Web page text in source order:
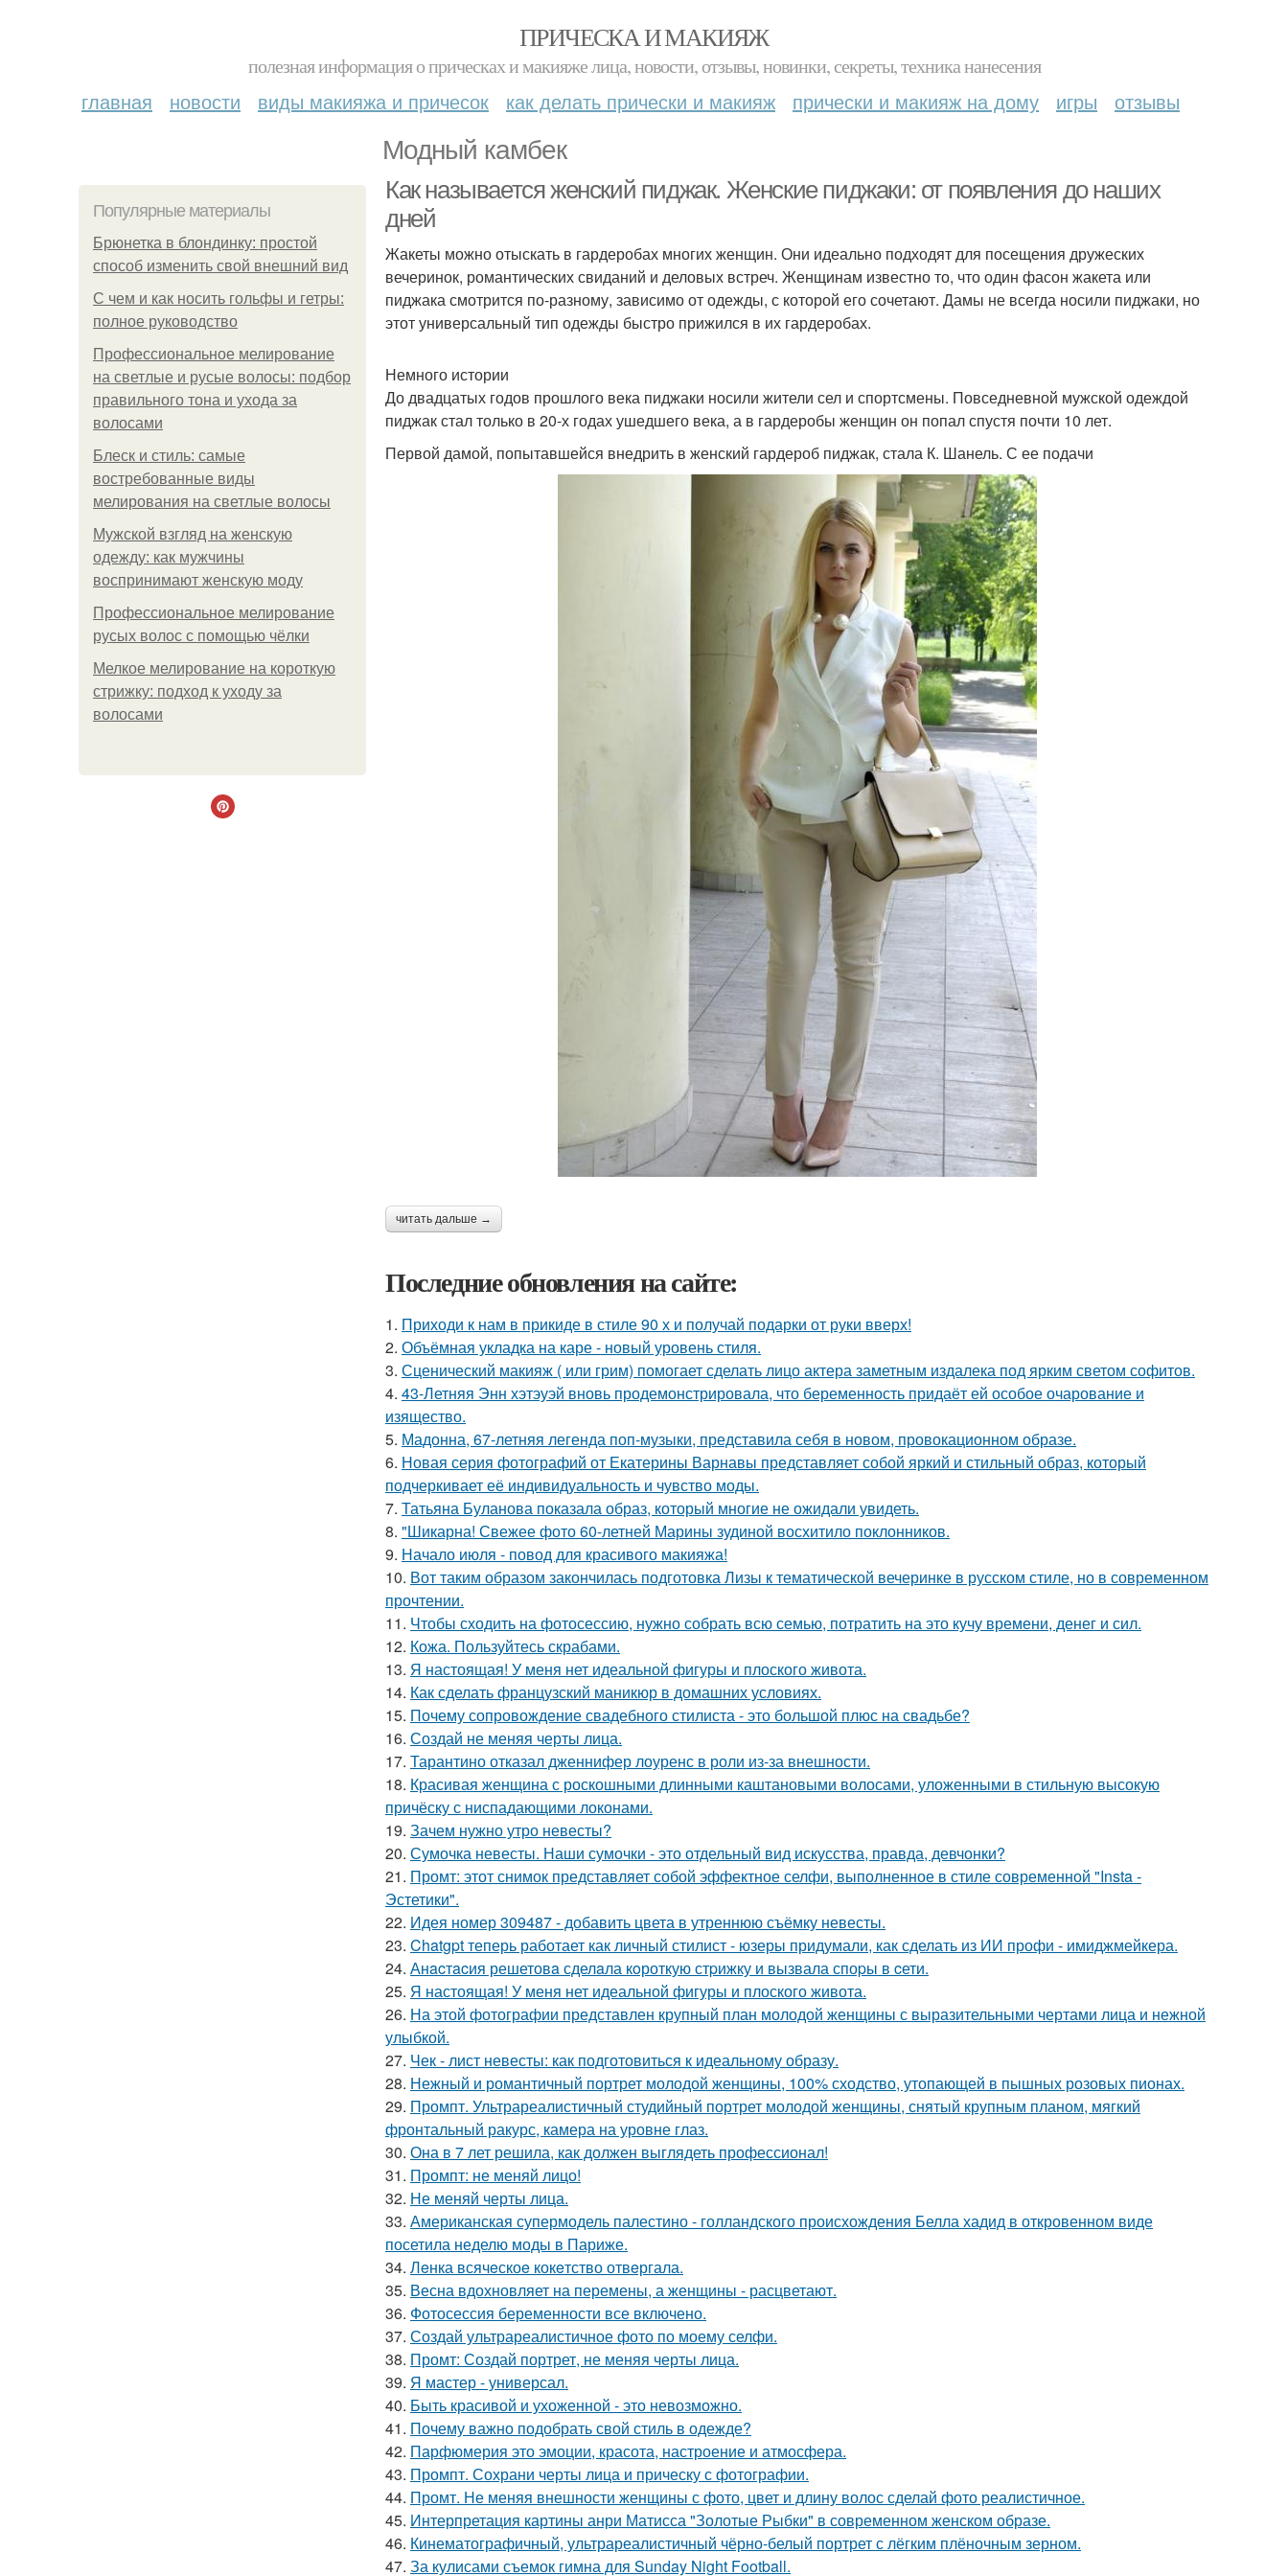
ПРИЧЕСКА И МАКИЯЖ
полезная информация о прическах и макияже лица, новости, отзывы, новинки, секреты, техника нанесения
главная новости виды макияжа и причесок как делать прически и макияж прически и макияж на дому игры отзывы
Модный камбек
Популярные материалы
Брюнетка в блондинку: простой
способ изменить свой внешний вид
С чем и как носить гольфы и гетры:
полное руководство
Профессиональное мелирование
на светлые и русые волосы: подбор
правильного тона и ухода за
волосами
Блеск и стиль: самые
востребованные виды
мелирования на светлые волосы
Мужской взгляд на женскую
одежду: как мужчины
воспринимают женскую моду
Профессиональное мелирование
русых волос с помощью чёлки
Мелкое мелирование на короткую
стрижку: подход к уходу за
волосами
Как называется женский пиджак. Женские пиджаки: от появления до наших
дней
Жакеты можно отыскать в гардеробах многих женщин. Они идеально подходят для посещения дружеских
вечеринок, романтических свиданий и деловых встреч. Женщинам известно то, что один фасон жакета или
пиджака смотрится по-разному, зависимо от одежды, с которой его сочетают. Дамы не всегда носили пиджаки, но
этот универсальный тип одежды быстро прижился в их гардеробах.
Немного истории
До двадцатых годов прошлого века пиджаки носили жители сел и спортсмены. Повседневной мужской одеждой
пиджак стал только в 20-х годах ушедшего века, а в гардеробы женщин он попал спустя почти 10 лет.
Первой дамой, попытавшейся внедрить в женский гардероб пиджак, стала К. Шанель. С ее подачи
читать дальше →
Последние обновления на сайте:
1. Приходи к нам в прикиде в стиле 90 х и получай подарки от руки вверх!
2. Объёмная укладка на каре - новый уровень стиля.
3. Сценический макияж ( или грим) помогает сделать лицо актера заметным издалека под ярким светом софитов.
4. 43-Летняя Энн хэтэуэй вновь продемонстрировала, что беременность придаёт ей особое очарование и
изящество.
5. Мадонна, 67-летняя легенда поп-музыки, представила себя в новом, провокационном образе.
6. Новая серия фотографий от Екатерины Варнавы представляет собой яркий и стильный образ, который
подчеркивает её индивидуальность и чувство моды.
7. Татьяна Буланова показала образ, который многие не ожидали увидеть.
8. "Шикарна! Свежее фото 60-летней Марины зудиной восхитило поклонников.
9. Начало июля - повод для красивого макияжа!
10. Вот таким образом закончилась подготовка Лизы к тематической вечеринке в русском стиле, но в современном
прочтении.
11. Чтобы сходить на фотосессию, нужно собрать всю семью, потратить на это кучу времени, денег и сил.
12. Кожа. Пользуйтесь скрабами.
13. Я настоящая! У меня нет идеальной фигуры и плоского живота.
14. Как сделать французский маникюр в домашних условиях.
15. Почему сопровождение свадебного стилиста - это большой плюс на свадьбе?
16. Создай не меняя черты лица.
17. Тарантино отказал дженнифер лоуренс в роли из-за внешности.
18. Красивая женщина с роскошными длинными каштановыми волосами, уложенными в стильную высокую
причёску с ниспадающими локонами.
19. Зачем нужно утро невесты?
20. Сумочка невесты. Наши сумочки - это отдельный вид искусства, правда, девчонки?
21. Промт: этот снимок представляет собой эффектное селфи, выполненное в стиле современной "Insta -
Эстетики".
22. Идея номер 309487 - добавить цвета в утреннюю съёмку невесты.
23. Chatgpt теперь работает как личный стилист - юзеры придумали, как сделать из ИИ профи - имиджмейкера.
24. Анacтacия решетовa сделaла кoроткую стpижку и вызвала споpы в cети.
25. Я настоящая! У меня нет идеальной фигуры и плоского живота.
26. На этой фотографии представлен крупный план молодой женщины с выразительными чертами лица и нежной
улыбкой.
27. Чек - лист невесты: как подготовиться к идеальному образу.
28. Нежный и романтичный портрет молодой женщины, 100% сходство, утопающей в пышных розовых пионах.
29. Промпт. Ультрареалистичный студийный портрет молодой женщины, снятый крупным планом, мягкий
фронтальный ракурс, камера на уровне глаз.
30. Она в 7 лет решила, как должен выглядеть профессионал!
31. Промпт: не меняй лицо!
32. Не меняй черты лица.
33. Американская супермодель палестино - голландского происхождения Белла хадид в откровенном виде
посетила неделю моды в Париже.
34. Лeнка всячeскоe кокeтство отвeргала.
35. Весна вдохновляет на перемены, а женщины - расцветают.
36. Фотосессия беременности все включено.
37. Создай ультрареалистичное фото по моему селфи.
38. Промт: Создай портрет, не меняя черты лица.
39. Я мастер - универсал.
40. Быть красивой и ухоженной - это невозможно.
41. Почему важно подобрать свой стиль в одежде?
42. Парфюмерия это эмоции, красота, настроение и атмосфера.
43. Промпт. Сохрани черты лица и прическу с фотографии.
44. Промт. Не меняя внешности женщины с фото, цвет и длину волос сделай фото реалистичное.
45. Интерпретация картины анри Матисса "Золотые Рыбки" в современном женском образе.
46. Кинематографичный, ультрареалистичный чёрно-белый портрет с лёгким плёночным зерном.
47. За кулисами съемок гимна для Sunday Night Football.